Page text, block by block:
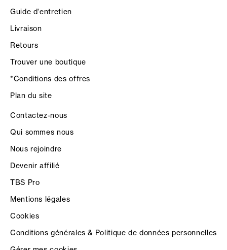
Guide d'entretien
Livraison
Retours
Trouver une boutique
*Conditions des offres
Plan du site
Contactez-nous
Qui sommes nous
Nous rejoindre
Devenir affilié
TBS Pro
Mentions légales
Cookies
Conditions générales & Politique de données personnelles